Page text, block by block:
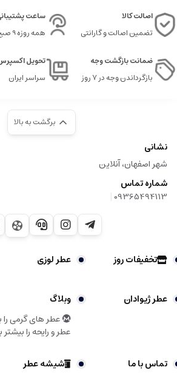
اصالت کالا
تضمین اصالت و گارانتی
ساعت
همه روزه 9 صبح تا 9 شب
ضمانت بازگشت وجه
بازگرداندن وجه در ۷ روز
تحویل
سراسر ایران
برگشت به بالا
نشانی
شهر اصفهان، آنلاین
شماره تماس
09365494113
|
تخفیفات روز عطر لوزی
عطر ژیوادان
وبلاگ
عطر های گرمی
عطر و رایحه را
تماس با ما شیشه عطر